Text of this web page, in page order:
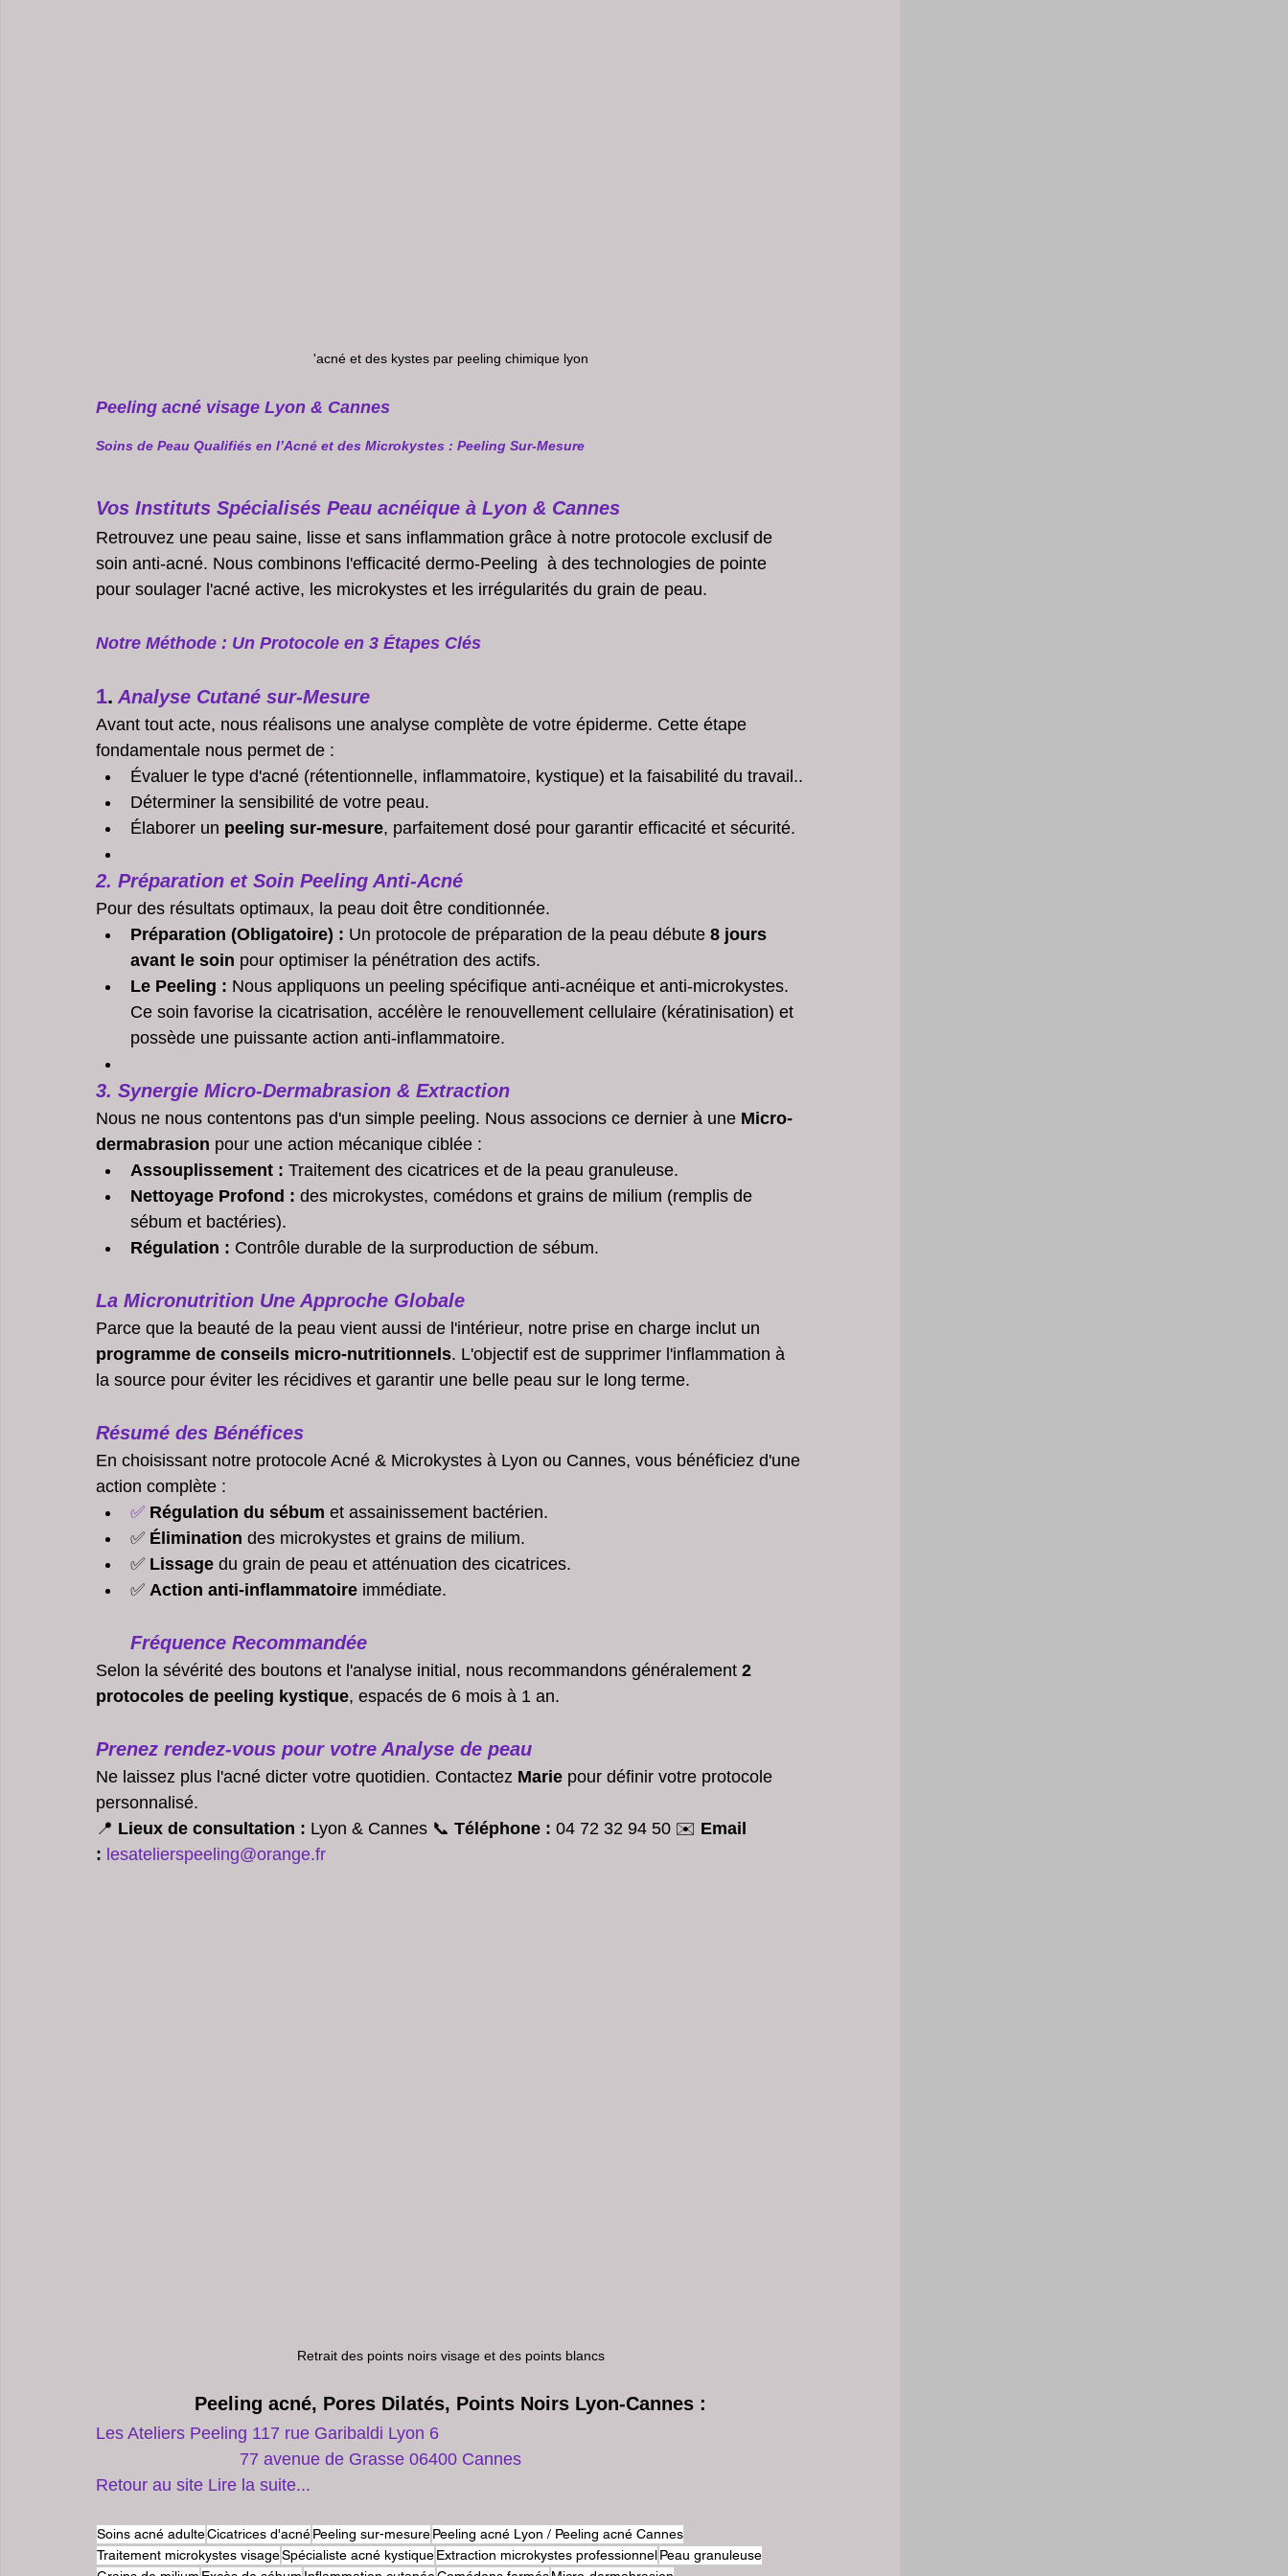
'acné et des kystes par peeling chimique lyon
Peeling acné visage Lyon & Cannes
Soins de Peau Qualifiés en l’Acné et des Microkystes : Peeling Sur-Mesure
Vos Instituts Spécialisés Peau acnéique à Lyon & Cannes
Retrouvez une peau saine, lisse et sans inflammation grâce à notre protocole exclusif de
soin anti-acné. Nous combinons l'efficacité dermo-Peeling  à des technologies de pointe
pour soulager l'acné active, les microkystes et les irrégularités du grain de peau.
Notre Méthode : Un Protocole en 3 Étapes Clés
1. Analyse Cutané sur-Mesure
Avant tout acte, nous réalisons une analyse complète de votre épiderme. Cette étape
fondamentale nous permet de :
Évaluer le type d'acné (rétentionnelle, inflammatoire, kystique) et la faisabilité du travail..
Déterminer la sensibilité de votre peau.
Élaborer un peeling sur-mesure, parfaitement dosé pour garantir efficacité et sécurité.
2. Préparation et Soin Peeling Anti-Acné
Pour des résultats optimaux, la peau doit être conditionnée.
Préparation (Obligatoire) : Un protocole de préparation de la peau débute 8 jours
avant le soin pour optimiser la pénétration des actifs.
Le Peeling : Nous appliquons un peeling spécifique anti-acnéique et anti-microkystes.
Ce soin favorise la cicatrisation, accélère le renouvellement cellulaire (kératinisation) et
possède une puissante action anti-inflammatoire.
3. Synergie Micro-Dermabrasion & Extraction
Nous ne nous contentons pas d'un simple peeling. Nous associons ce dernier à une Micro-
dermabrasion pour une action mécanique ciblée :
Assouplissement : Traitement des cicatrices et de la peau granuleuse.
Nettoyage Profond : des microkystes, comédons et grains de milium (remplis de
sébum et bactéries).
Régulation : Contrôle durable de la surproduction de sébum.
La Micronutrition Une Approche Globale
Parce que la beauté de la peau vient aussi de l'intérieur, notre prise en charge inclut un
programme de conseils micro-nutritionnels. L'objectif est de supprimer l'inflammation à
la source pour éviter les récidives et garantir une belle peau sur le long terme.
Résumé des Bénéfices
En choisissant notre protocole Acné & Microkystes à Lyon ou Cannes, vous bénéficiez d'une
action complète :
✅ Régulation du sébum et assainissement bactérien.
✅ Élimination des microkystes et grains de milium.
✅ Lissage du grain de peau et atténuation des cicatrices.
✅ Action anti-inflammatoire immédiate.
Fréquence Recommandée
Selon la sévérité des boutons et l'analyse initial, nous recommandons généralement 2
protocoles de peeling kystique, espacés de 6 mois à 1 an.
Prenez rendez-vous pour votre Analyse de peau
Ne laissez plus l'acné dicter votre quotidien. Contactez Marie pour définir votre protocole
personnalisé.
📍 Lieux de consultation : Lyon & Cannes 📞 Téléphone : 04 72 32 94 50 ✉️ Email
: lesatelierspeeling@orange.fr
Retrait des points noirs visage et des points blancs
Peeling acné, Pores Dilatés, Points Noirs Lyon-Cannes :
Les Ateliers Peeling 117 rue Garibaldi Lyon 6
                              77 avenue de Grasse 06400 Cannes
Retour au site Lire la suite...
Soins acné adulteCicatrices d'acnéPeeling sur-mesurePeeling acné Lyon / Peeling acné Cannes
Traitement microkystes visageSpécialiste acné kystiqueExtraction microkystes professionnelPeau granuleuse